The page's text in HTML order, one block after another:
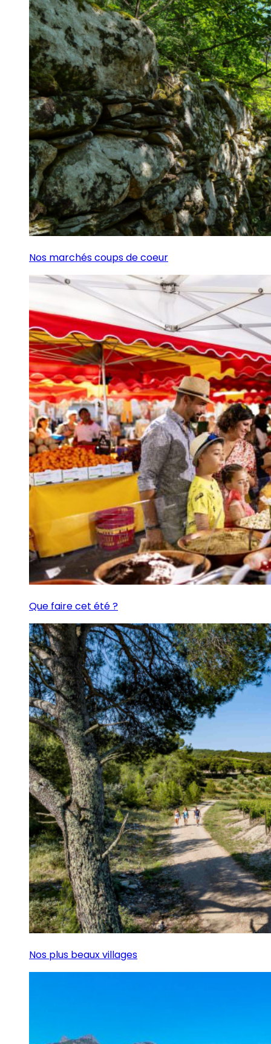
Nos marchés coups de coeur
Que faire cet été ?
Nos plus beaux villages